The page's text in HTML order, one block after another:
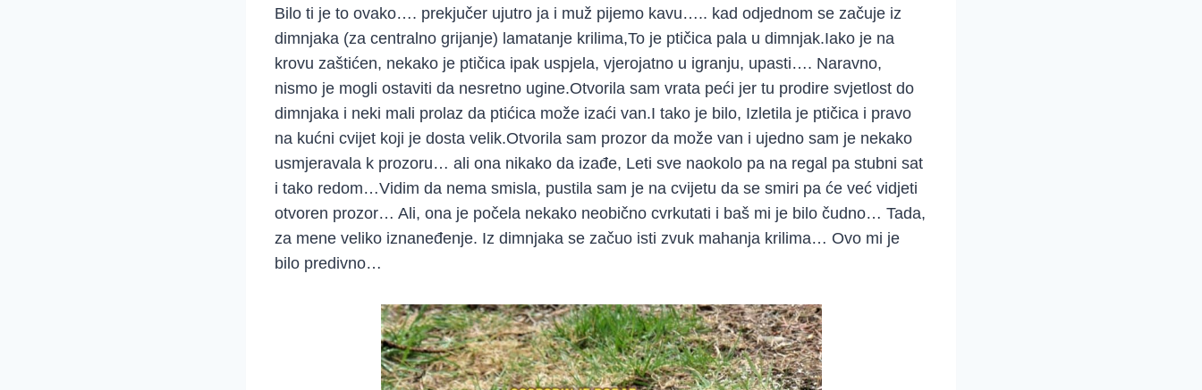
Bilo ti je to ovako…. prekjučer ujutro ja i muž pijemo kavu….. kad odjednom se začuje iz
dimnjaka (za centralno grijanje) lamatanje krilima,To je ptičica pala u dimnjak.Iako je na
krovu zaštićen, nekako je ptičica ipak uspjela, vjerojatno u igranju, upasti…. Naravno,
nismo je mogli ostaviti da nesretno ugine.Otvorila sam vrata peći jer tu prodire svjetlost do
dimnjaka i neki mali prolaz da ptićica može izaći van.I tako je bilo, Izletila je ptičica i pravo
na kućni cvijet koji je dosta velik.Otvorila sam prozor da može van i ujedno sam je nekako
usmjeravala k prozoru… ali ona nikako da izađe, Leti sve naokolo pa na regal pa stubni sat
i tako redom…Vidim da nema smisla, pustila sam je na cvijetu da se smiri pa će već vidjeti
otvoren prozor… Ali, ona je počela nekako neobično cvrkutati i baš mi je bilo čudno… Tada,
za mene veliko iznaneđenje. Iz dimnjaka se začuo isti zvuk mahanja krilima… Ovo mi je
bilo predivno…